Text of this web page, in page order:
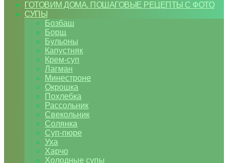
ГОТОВИМ ДОМА. ПОШАГОВЫЕ РЕЦЕПТЫ С ФОТО
СУПЫ
Бозбаш
Борщ
Бульоны
Капустняк
Крем-суп
Лагман
Минестроне
Окрошка
Похлебка
Рассольник
Свекольник
Солянка
Суп-пюре
Уха
Харчо
Холодные супы